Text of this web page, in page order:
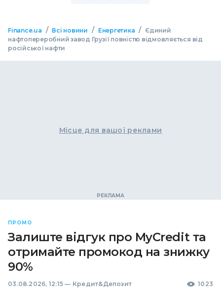
Finance.ua / Всі новини / Енергетика / Єдиний
нафтопереробний завод Грузії повністю відмовляється від
російської нафти
Місце для вашої реклами
ПРОМО
Залиште відгук про MyCredit та
отримайте промокод на знижку
90%
03.08.2026, 12:15 — Кредит&Депозит 1023